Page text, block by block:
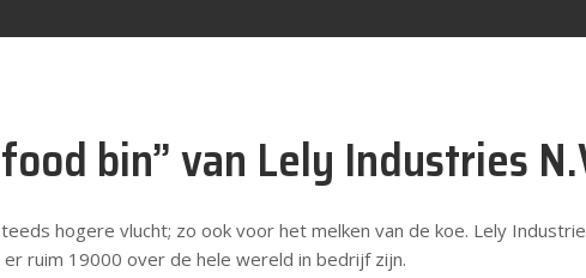
bin” van Lely Industries
hogere vlucht; zo ook voor het melken van de koe. Lely
ruim 19000 over de hele wereld in bedrijf zijn.